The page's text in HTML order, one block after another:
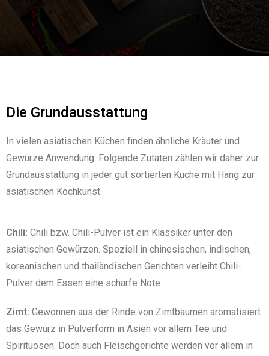
Die Grundausstattung
In vielen asiatischen Küchen finden ähnliche Kräuter und
Gewürze Anwendung. Folgende Zutaten zählen wir daher zur
Grundausstattung in jeder gut sortierten Küche mit Hang zur
asiatischen Kochkunst.
Chili: Chili bzw. Chili-Pulver ist ein Klassiker unter den
asiatischen Gewürzen. Speziell in chinesischen, indischen,
koreanischen und thailändischen Gerichten verleiht Chili-
Pulver dem Essen eine scharfe Note.
Zimt: Gewonnen aus der Rinde von Zimtbäumen aromatisiert
das Gewürz in Pulverform in Asien vor allem Tee und
Spirituosen. Doch auch Fleischgerichte werden vor allem in